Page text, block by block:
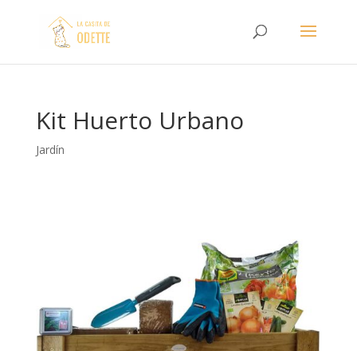
Kit Huerto Urbano
Jardín